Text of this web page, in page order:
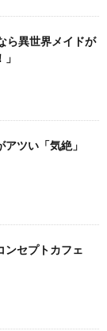
ら異世界メイドが
ツい「気絶」
ンセプトカフェ